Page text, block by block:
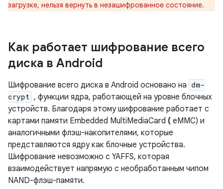
загрузке, нельзя вернуть в незашифрованное состояние.
Как работает шифрование всего
диска в Android
Шифрование всего диска в Android основано на dm-
crypt , функции ядра, работающей на уровне блочных
устройств. Благодаря этому шифрование работает с
картами памяти Embedded MultiMediaCard ( eMMC) и
аналогичными флэш-накопителями, которые
представляются ядру как блочные устройства.
Шифрование невозможно с YAFFS, которая
взаимодействует напрямую с необработанным чипом
NAND-флэш-памяти.